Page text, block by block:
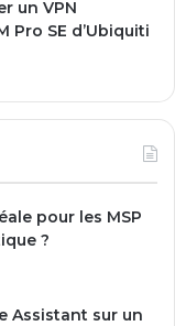
un VPN
Pro SE d’Ubiquiti
pour les MSP
?
Assistant sur un